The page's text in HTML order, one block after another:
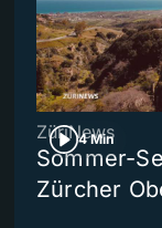
4 Min
ZüriNews
Sommer-
Zürcher